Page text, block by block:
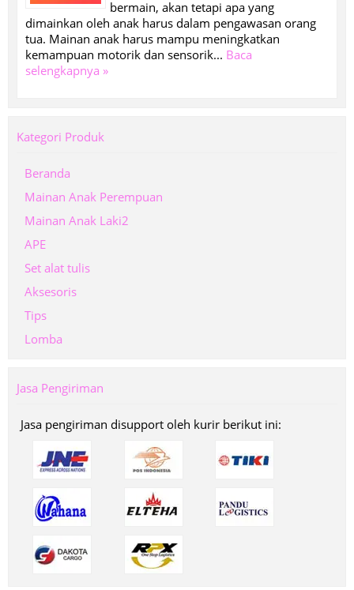
bermain, akan tetapi apa yang
dimainkan oleh anak harus dalam pengawasan orang
tua. Mainan anak harus mampu meningkatkan
kemampuan motorik dan sensorik... Baca
selengkapnya »
Kategori Produk
Beranda
Mainan Anak Perempuan
Mainan Anak Laki2
APE
Set alat tulis
Aksesoris
Tips
Lomba
Jasa Pengiriman
Jasa pengiriman disupport oleh kurir berikut ini: